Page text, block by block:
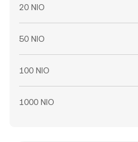
20 NIO
50 NIO
100 NIO
1000 NIO